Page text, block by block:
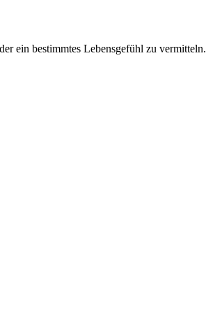
ein bestimmtes Lebensgefühl zu vermitteln.